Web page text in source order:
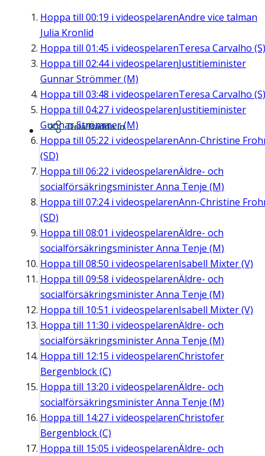
Hoppa till 00:19 i videospelarenAndre vice talman
Julia Kronlid
Hoppa till 01:45 i videospelarenTeresa Carvalho (S)
Hoppa till 02:44i videospelarenJustitieminister
Gunnar Strömmer (M)
Hoppa till 03:48 i videospelarenTeresa Carvalho (S)
Hoppa till 04:27 i videospelarenJustitieminister
Gunnar Strömmer (M)
Hoppa till 05:22 i videospelarenAnn-Christine
(SD)
Hoppa till 06:22 i videospelarenÄldre- och
socialförsäkringsminister Anna Tenje (M)
Hoppa till 07:24i videospelarenAnn-Christine
(SD)
Hoppa till 08:01 i videospelarenÄldre- och
socialförsäkringsminister Anna Tenje (M)
Hoppa till 08:50 i videospelarenIsabell Mixter (V)
Hoppa till 09:58 i videospelarenÄldre- och
socialförsäkringsminister Anna Tenje (M)
Hoppa till 10:51 i videospelarenIsabell Mixter (V)
Hoppa till 11:30 i videospelarenÄldre- och
socialförsäkringsminister Anna Tenje (M)
Hoppa till 12:15 i videospelarenChristofer
Bergenblock (C)
Hoppa till 13:20 i videospelarenÄldre- och
socialförsäkringsminister Anna Tenje (M)
Hoppa till 14:27 i videospelarenChristofer
Bergenblock (C)
Hoppa till 15:05 i videospelarenÄldre- och
Dela/Bädda in